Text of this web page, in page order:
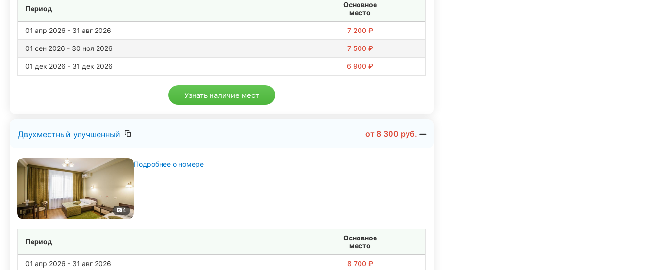
Период
Основное
место
01 апр 2026 - 31 авг 2026 7 200 ₽
01 сен 2026 - 30 ноя 2026 7 500 ₽
01 дек 2026 - 31 дек 2026 6 900 ₽
Узнать наличие мест
Двухместный улучшенный от 8 300 руб.
4
Подробнее о номере
Период
Основное
место
01 апр 2026 - 31 авг 2026 8 700 ₽